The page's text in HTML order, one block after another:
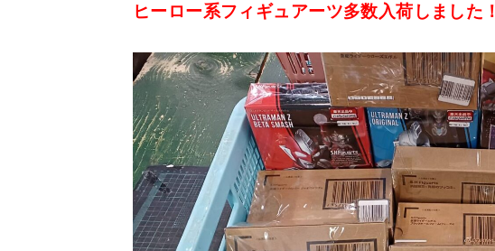
ヒーロー系フィギュアーツ多数入荷しました！